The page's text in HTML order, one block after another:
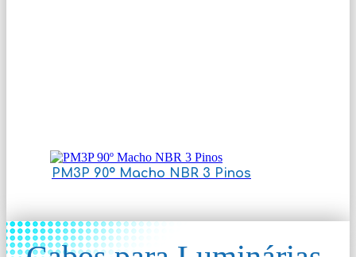
PM3P 90º Macho NBR 3 Pinos